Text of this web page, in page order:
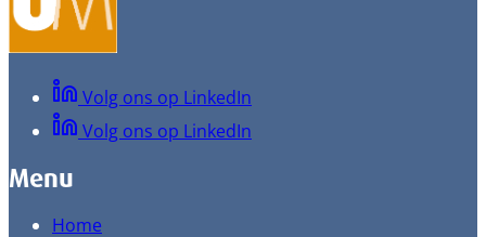
Volg ons op LinkedIn
Volg ons op LinkedIn
Menu
Home